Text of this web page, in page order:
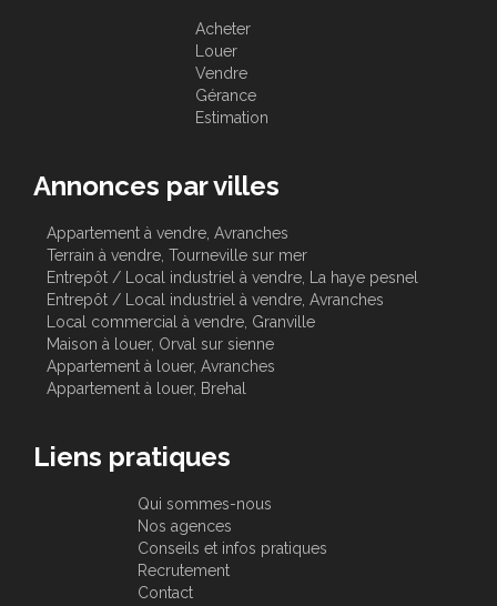
Acheter
Louer
Vendre
Gérance
Estimation
Annonces par villes
Appartement à vendre, Avranches
Terrain à vendre, Tourneville sur mer
Entrepôt / Local industriel à vendre, La haye pesnel
Entrepôt / Local industriel à vendre, Avranches
Local commercial à vendre, Granville
Maison à louer, Orval sur sienne
Appartement à louer, Avranches
Appartement à louer, Brehal
Liens pratiques
Qui sommes-nous
Nos agences
Conseils et infos pratiques
Recrutement
Contact